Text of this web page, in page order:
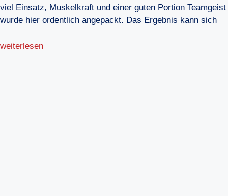
viel Einsatz, Muskelkraft und einer guten Portion Teamgeist
wurde hier ordentlich angepackt. Das Ergebnis kann sich
weiterlesen